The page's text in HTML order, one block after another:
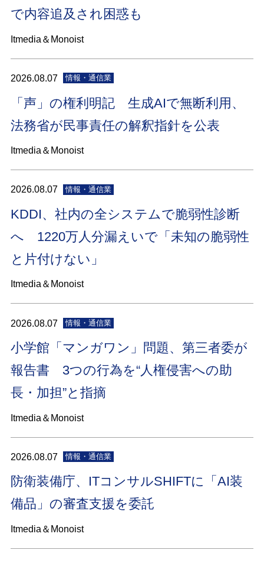
で内容追及され困惑も
Itmedia＆Monoist
2026.08.07 情報・通信業
「声」の権利明記 生成AIで無断利用、
法務省が民事責任の解釈指針を公表
Itmedia＆Monoist
2026.08.07 情報・通信業
KDDI、社内の全システムで脆弱性診断
へ 1220万人分漏えいで「未知の脆弱性
と片付けない」
Itmedia＆Monoist
2026.08.07 情報・通信業
小学館「マンガワン」問題、第三者委が
報告書 3つの行為を“人権侵害への助
長・加担”と指摘
Itmedia＆Monoist
2026.08.07 情報・通信業
防衛装備庁、ITコンサルSHIFTに「AI装
備品」の審査支援を委託
Itmedia＆Monoist